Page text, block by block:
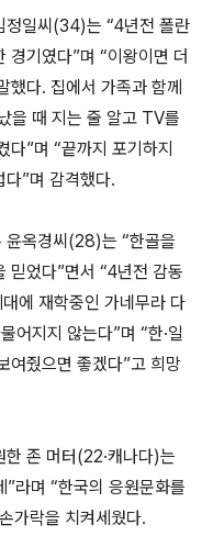
정일씨(34)는 “4년전 폴란
경기였다”며 “이왕이면 더
다. 집에서 가족과 함께
을 때 지는 줄 알고 TV를
”며 “끝까지 포기하지
”며 감격했다.
윤옥경씨(28)는 “한골을
믿었다”면서 “4년전 감동
에 재학중인 가네무라 다
어지지 않는다”며 “한·일
여줬으면 좋겠다”고 희망
존 머터(22·캐나다)는
”라며 “한국의 응원문화를
가락을 치켜세웠다.